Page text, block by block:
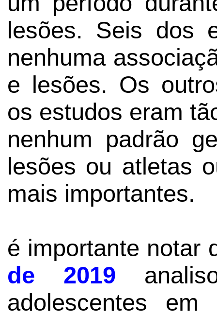
lesões. Seis dos
nenhuma
e lesões. Os
os estudos eram
nenhum padrão
lesões ou atletas
mais importantes.
é importante notar
de 2019
adolescentes